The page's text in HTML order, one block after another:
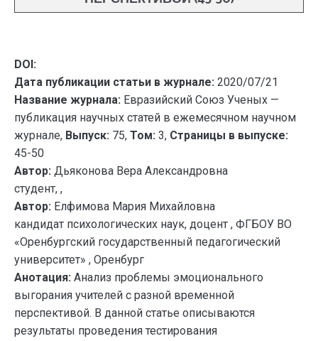
DOI:
Дата публикации статьи в журнале: 2020/07/21
Название журнала: Евразийский Союз Ученых —
публикация научных статей в ежемесячном научном
журнале, Выпуск: 75, Том: 3, Страницы в выпуске:
45-50
Автор: Дьяконова Вера Александровна
студент, ,
Автор: Елфимова Мария Михайловна
кандидат психологических наук, доцент , ФГБОУ ВО
«Оренбургский государственный педагогический
университет» , Оренбург
Анотация: Анализ проблемы эмоционального
выгорания учителей с разной временной
перспективой. В данной статье описываются
результаты проведения тестирования